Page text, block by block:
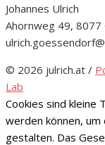
Johannes Ulrich
Ahornweg 49,
© 2026 julrich.at /
Lab
Cookies sind
werden können,
gestalten. Das